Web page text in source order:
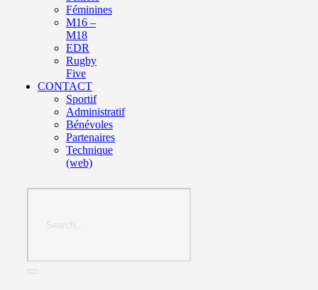
Féminines
M16 –
M18
EDR
Rugby
Five
CONTACT
Sportif
Administratif
Bénévoles
Partenaires
Technique
(web)